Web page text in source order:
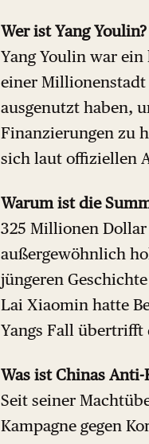
Wer ist Yang Youlin?
Yang Youlin war
einer Millionenstadt
ausgenutzt haben,
Finanzierungen zu
sich laut offiziellen
Warum ist die
325 Millionen
außergewöhnlich
jüngeren
Lai Xiaomin hatte
Yangs Fall
Was ist Chinas
Seit seiner
Kampagne gegen